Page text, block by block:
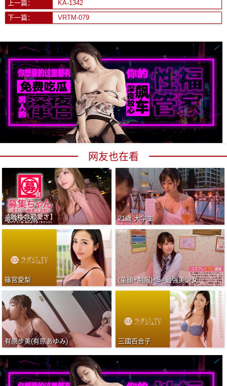
上一篇：
KA-1342
下一篇：
VRTM-079
网友也在看
最強SSS級 21歳 大学生
篠宮愛梨 (童顔+制服)×S=最強美少女
有原步美(有原あゆみ) 三國百合子